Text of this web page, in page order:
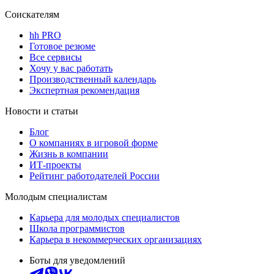
Соискателям
hh PRO
Готовое резюме
Все сервисы
Хочу у вас работать
Производственный календарь
Экспертная рекомендация
Новости и статьи
Блог
О компаниях в игровой форме
Жизнь в компании
ИТ-проекты
Рейтинг работодателей России
Молодым специалистам
Карьера для молодых специалистов
Школа программистов
Карьера в некоммерческих организациях
Боты для уведомлений